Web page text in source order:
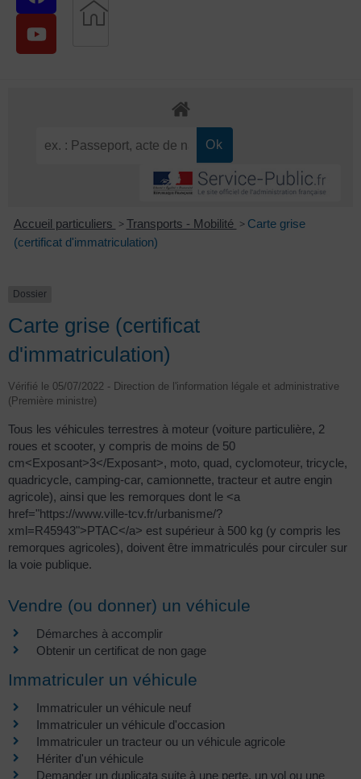
Accueil particuliers > Transports - Mobilité > Carte grise
(certificat d'immatriculation)
Dossier
Carte grise (certificat
d'immatriculation)
Vérifié le 05/07/2022 - Direction de l'information légale et administrative
(Première ministre)
Tous les véhicules terrestres à moteur (voiture particulière, 2
roues et scooter, y compris de moins de 50
cm<Exposant>3</Exposant>, moto, quad, cyclomoteur, tricycle,
quadricycle, camping-car, camionnette, tracteur et autre engin
agricole), ainsi que les remorques dont le <a
href="https://www.ville-tcv.fr/urbanisme/?
xml=R45943">PTAC</a> est supérieur à 500 kg (y compris les
remorques agricoles), doivent être immatriculés pour circuler sur
la voie publique.
Vendre (ou donner) un véhicule
Démarches à accomplir
Obtenir un certificat de non gage
Immatriculer un véhicule
Immatriculer un véhicule neuf
Immatriculer un véhicule d'occasion
Immatriculer un tracteur ou un véhicule agricole
Hériter d'un véhicule
Demander un duplicata suite à une perte, un vol ou une